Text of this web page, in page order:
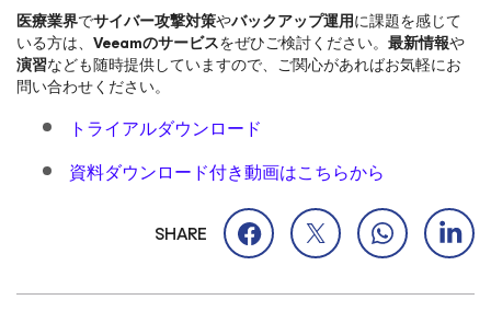
医療業界でサイバー攻撃対策やバックアップ運用に課題を感じて
いる方は、 Veeamのサービスをぜひご検討ください。 最新情報や
演習なども随時提供していますので、ご関心があればお気軽にお
問い合わせください。
トライアルダウンロード
資料ダウンロード付き動画はこちらから
SHARE